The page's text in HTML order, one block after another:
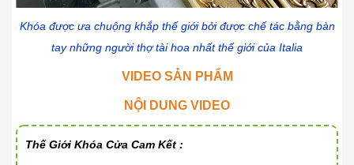
Khóa được ưa chuộng khắp thế giới bởi được chế tác bằng bàn
tay những người thợ tài hoa nhất thế giới của Italia
VIDEO SẢN PHẨM
NỘI DUNG VIDEO
Thế Giới Khóa Cửa Cam Kết :